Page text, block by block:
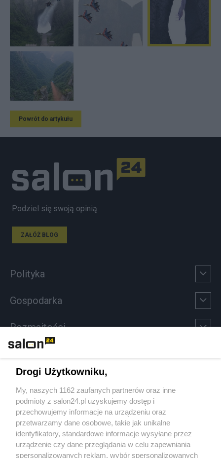
Powrót do artykułu
Podziel się swoją opinią
ZAŁÓŻ BLOG
Polityka
Gospodarka
Rozmaitości
Sport
Społeczeństwo
Kultura
Drogi Użytkowniku,
My, naszych 1162 zaufanych partnerów oraz inne
podmioty z salon24.pl uzyskujemy dostęp i
przechowujemy informacje na urządzeniu oraz
przetwarzamy dane osobowe, takie jak unikalne
identyfikatory, standardowe informacje wysyłane przez
urządzenie czy dane przeglądania w celu zapewniania
spersonalizowanych reklam, wybór spersonalizowanych